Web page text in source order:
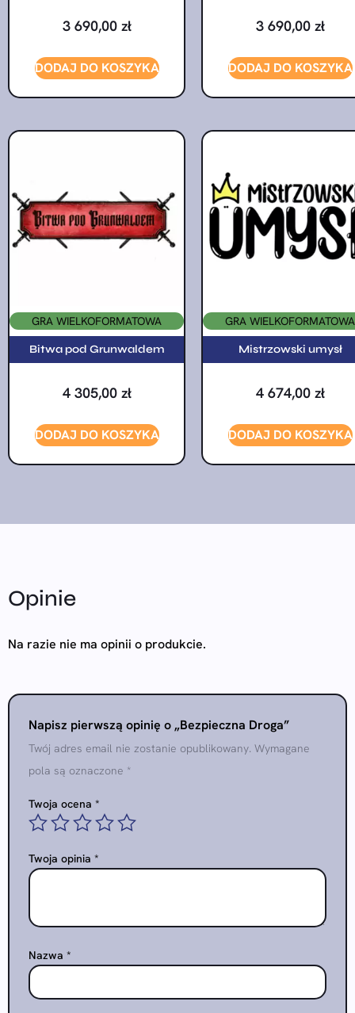
3 690,00 zł
DODAJ DO KOSZYKA
3 690,00 zł
DODAJ DO KOSZYKA
GRA WIELKOFORMATOWA
Bitwa pod Grunwaldem
4 305,00 zł
DODAJ DO KOSZYKA
GRA WIELKOFORMATOWA
Mistrzowski umysł
4 674,00 zł
DODAJ DO KOSZYKA
Opinie
Na razie nie ma opinii o produkcie.
Napisz pierwszą opinię o „Bezpieczna Droga”
Twój adres email nie zostanie opublikowany. Wymagane
pola są oznaczone *
Twoja ocena *
Twoja opinia *
Nazwa *